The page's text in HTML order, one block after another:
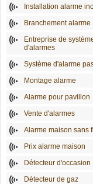
Installation alarme
Branchement alarme
Entreprise de
d'alarmes
Système d'alarme
Montage alarme
Alarme pour pavillon
Vente d'alarmes
Alarme maison sans fil
Prix alarme maison
Détecteur d'occasion
Détecteur de gaz